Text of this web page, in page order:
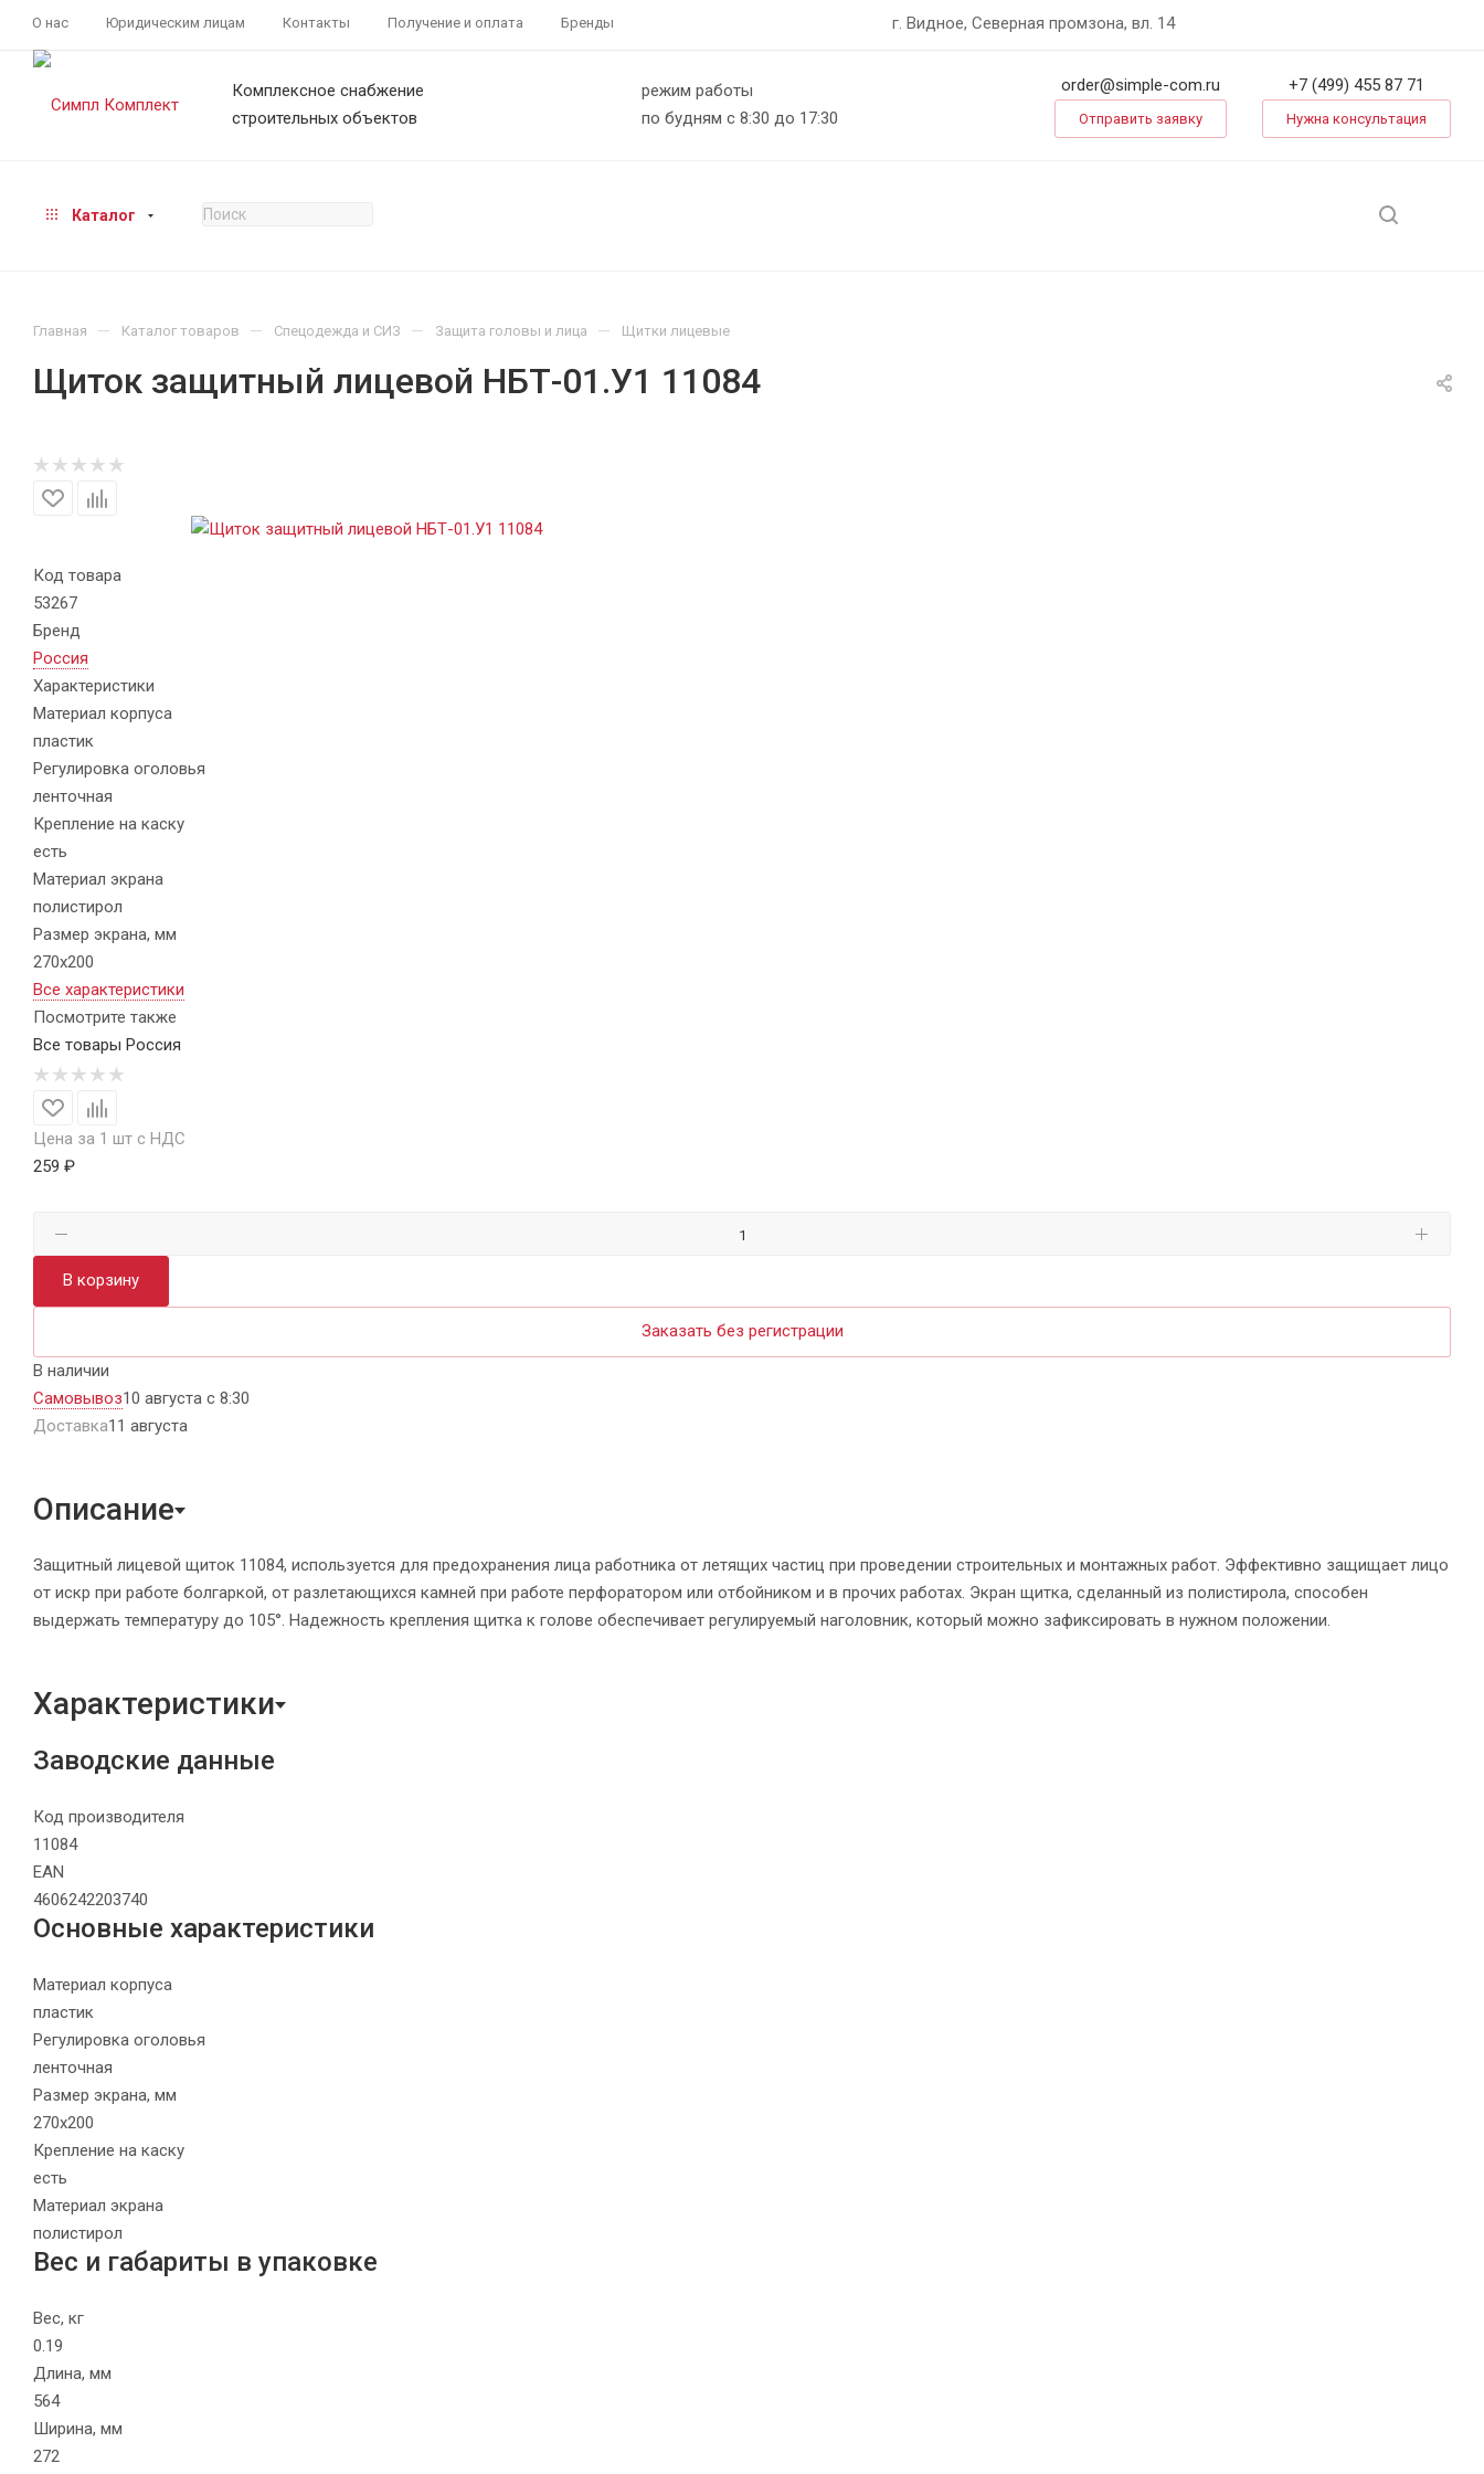
О нас Юридическим лицам Контакты Получение и оплата Бренды г. Видное, Северная промзона, вл. 14
Комплексное снабжение
строительных объектов
режим работы
по будням с 8:30 до 17:30
order@simple-com.ru
Отправить заявку
+7 (499) 455 87 71
Нужна консультация
Каталог
Главная — Каталог товаров — Спецодежда и СИЗ — Защита головы и лица — Щитки лицевые
Щиток защитный лицевой НБТ-01.У1 11084
Код товара
53267
Бренд
Россия
Характеристики
Материал корпуса
пластик
Регулировка оголовья
ленточная
Крепление на каску
есть
Материал экрана
полистирол
Размер экрана, мм
270х200
Все характеристики
Посмотрите также
Все товары Россия
Цена за 1 шт с НДС
259 ₽
В корзину
Заказать без регистрации
В наличии
Самовывоз10 августа с 8:30
Доставка11 августа
Описание
Защитный лицевой щиток 11084, используется для предохранения лица работника от летящих частиц при проведении строительных и монтажных работ. Эффективно защищает лицо
от искр при работе болгаркой, от разлетающихся камней при работе перфоратором или отбойником и в прочих работах. Экран щитка, сделанный из полистирола, способен
выдержать температуру до 105°. Надежность крепления щитка к голове обеспечивает регулируемый наголовник, который можно зафиксировать в нужном положении.
Характеристики
Заводские данные
Код производителя
11084
EAN
4606242203740
Основные характеристики
Материал корпуса
пластик
Регулировка оголовья
ленточная
Размер экрана, мм
270х200
Крепление на каску
есть
Материал экрана
полистирол
Вес и габариты в упаковке
Вес, кг
0.19
Длина, мм
564
Ширина, мм
272